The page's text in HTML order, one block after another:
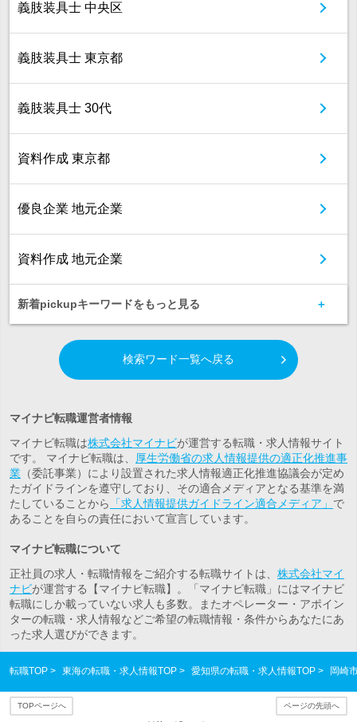
義肢装具士 中央区
義肢装具士 東京都
義肢装具士 30代
資料作成 東京都
優良企業 地元企業
資料作成 地元企業
新着pickupキーワードをもっと見る
検索ワード一覧へ戻る
マイナビ転職運営者情報
マイナビ転職は株式会社マイナビが運営する転職・求人情報サイト
です。 マイナビ転職は、
厚生労働省の求人情報提供の適正化推進事
業 （委託事業）により設置された求人情報適正化推進協議会が定め
たガイドラインを遵守しており、その適合メディアとなる基準を満
たしていることから
「求人情報提供ガイドライン適合メディア」 で
あることを自らの責任において宣言しています。
マイナビ転職について
正社員の求人・転職情報をご紹介する転職サイトは、 株式会社マイ
ナビが運営する【マイナビ転職】。「マイナビ転職」にはマイナビ
転職にしか載っていない求人も多数。またオペレーター・アポイン
ターの転職・求人情報などご希望の転職情報・条件からあなたにあ
った求人選びができます。
転職TOP 東海の転職・求人情報TOP 愛知県の転職・求人情報TOP 岡崎
TOPページへ ページの先頭へ